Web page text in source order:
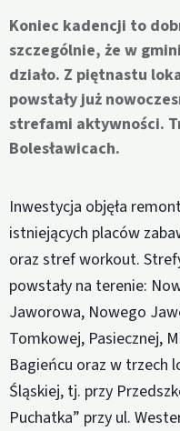
Koniec kadencji to
szczególnie, że w
działo. Z piętnastu
powstały już
strefami aktywności.
Bolesławicach.
Inwestycja objęła
istniejących placów
oraz stref workout.
powstały na terenie:
Jaworowa, Nowego
Tomkowej, Pasiecznej,
Bagieńcu oraz w trzech
Śląskiej, tj. przy
Puchatka” przy ul.